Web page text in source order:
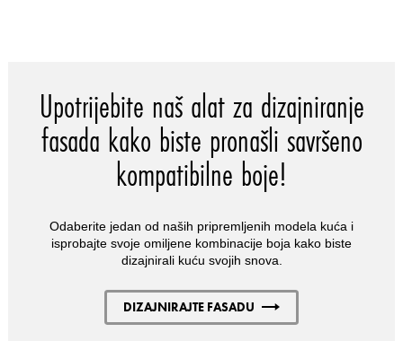
Upotrijebite naš alat za dizajniranje
fasada kako biste pronašli savršeno
kompatibilne boje!
Odaberite jedan od naših pripremljenih modela kuća i
isprobajte svoje omiljene kombinacije boja kako biste
dizajnirali kuću svojih snova.
DIZAJNIRAJTE FASADU